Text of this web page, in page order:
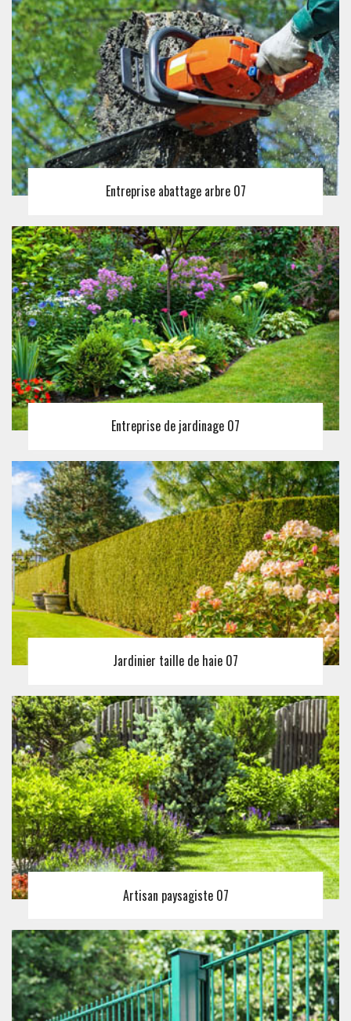
Entreprise abattage arbre 07
Entreprise de jardinage 07
Jardinier taille de haie 07
Artisan paysagiste 07